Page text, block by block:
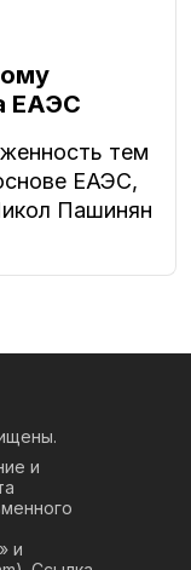
ЕАЭС
тем
ЕАЭС,
Пашинян
и
и